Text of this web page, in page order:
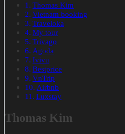
Thomas Kim
Vietnam booking
Traveloka
My tour
Trivago
Agoda
Ivivu
Bestprice
VnTrip
Airbnb
Luxstay
Thomas Kim